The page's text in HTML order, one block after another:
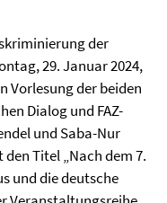
der
29. Januar 2024,
Vorlesung der beiden
Dialog und FAZ-
und Saba-Nur
Titel „Nach dem 7.
und die deutsche